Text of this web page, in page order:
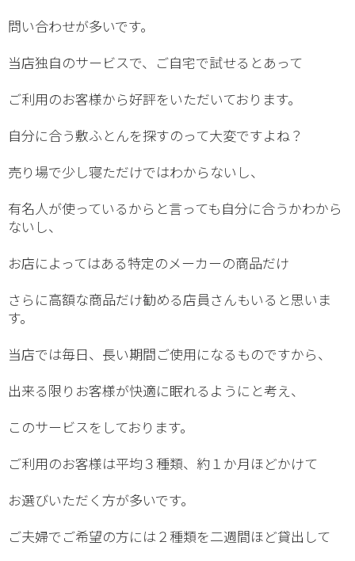
問い合わせが多いです。
当店独自のサービスで、ご自宅で試せるとあって
ご利用のお客様から好評をいただいております。
自分に合う敷ふとんを探すのって大変ですよね？
売り場で少し寝ただけではわからないし、
有名人が使っているからと言っても自分に合うかわから
ないし、
お店によってはある特定のメーカーの商品だけ
さらに高額な商品だけ勧める店員さんもいると思いま
す。
当店では毎日、長い期間ご使用になるものですから、
出来る限りお客様が快適に眠れるようにと考え、
このサービスをしております。
ご利用のお客様は平均３種類、約１か月ほどかけて
お選びいただく方が多いです。
ご夫婦でご希望の方には２種類を二週間ほど貸出して